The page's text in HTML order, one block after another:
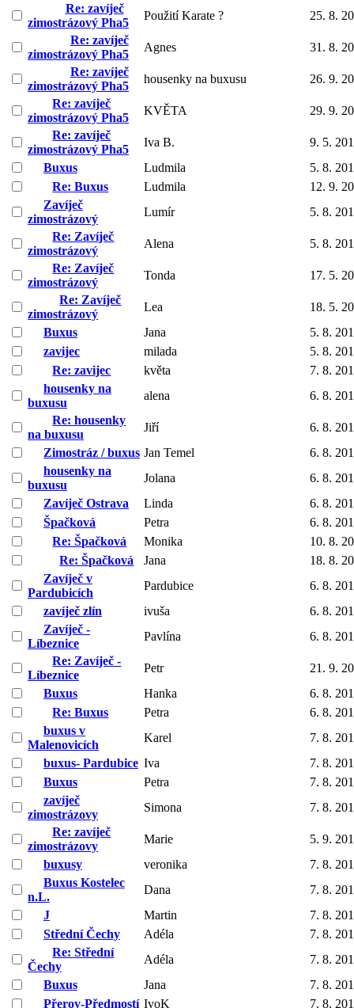
Re: zavíječ
zimostrázový Pha5
Použití Karate ?
25. 8.
Re: zavíječ
zimostrázový Pha5
Agnes
31. 8.
Re: zavíječ
zimostrázový Pha5
housenky na buxusu
26. 9.
Re: zavíječ
zimostrázový Pha5
KVĚTA
29. 9.
Re: zavíječ
zimostrázový Pha5
Iva B.
9. 5.
Buxus
Ludmila
5. 8.
Re: Buxus
Ludmila
12. 9.
Zavíječ
zimostrázový
Lumír
5. 8.
Re: Zavíječ
zimostrázový
Alena
5. 8.
Re: Zavíječ
zimostrázový
Tonda
17. 5.
Re: Zavíječ
zimostrázový
Lea
18. 5.
Buxus
Jana
5. 8.
zavijec
milada
5. 8.
Re: zavijec
květa
7. 8.
housenky na
buxusu
alena
6. 8.
Re: housenky
na buxusu
Jiří
6. 8.
Zimostráz / buxus Jan Temel
6. 8.
housenky na
buxusu
Jolana
6. 8.
Zavíječ Ostrava
Linda
6. 8.
Špačková
Petra
6. 8.
Re: Špačková
Monika
10. 8.
Re: Špačková
Jana
18. 8.
Zavíječ v
Pardubicích
Pardubice
6. 8.
zavíječ zlín
ivuša
6. 8.
Zavíječ -
Líbeznice
Pavlína
6. 8.
Re: Zavíječ -
Líbeznice
Petr
21. 9.
Buxus
Hanka
6. 8.
Re: Buxus
Petra
6. 8.
buxus v
Malenovicích
Karel
7. 8.
buxus- Pardubice Iva
7. 8.
Buxus
Petra
7. 8.
zavíječ
zimostrázovy
Simona
7. 8.
Re: zavíječ
zimostrázovy
Marie
5. 9.
buxusy
veronika
7. 8.
Buxus Kostelec
n.L.
Dana
7. 8.
J
Martin
7. 8.
Střední Čechy
Adéla
7. 8.
Re: Střední
Čechy
Adéla
7. 8.
Buxus
Jana
7. 8.
Přerov-Předmostí IvoK 7. 8.